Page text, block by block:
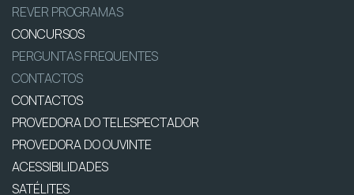
REVER PROGRAMAS
CONCURSOS
PERGUNTAS FREQUENTES
CONTACTOS
CONTACTOS
PROVEDORA DO TELESPECTADOR
PROVEDORA DO OUVINTE
ACESSIBILIDADES
SATÉLITES